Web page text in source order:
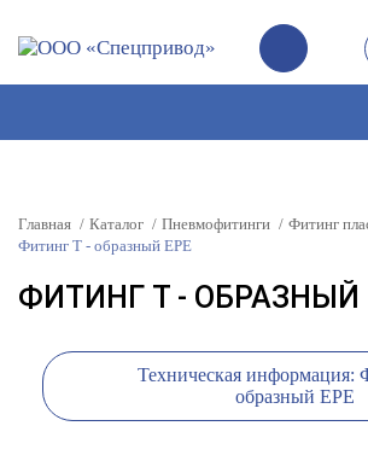
Главная Каталог Пневмофитинги
Фитинг
Фитинг T - образный EPE
ФИТИНГ T - ОБРАЗНЫЙ
Техническая информация:
образный EPE